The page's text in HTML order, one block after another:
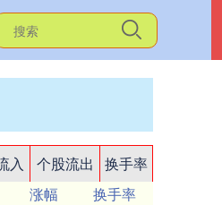
入 个股流出
换手率
涨幅
换手率